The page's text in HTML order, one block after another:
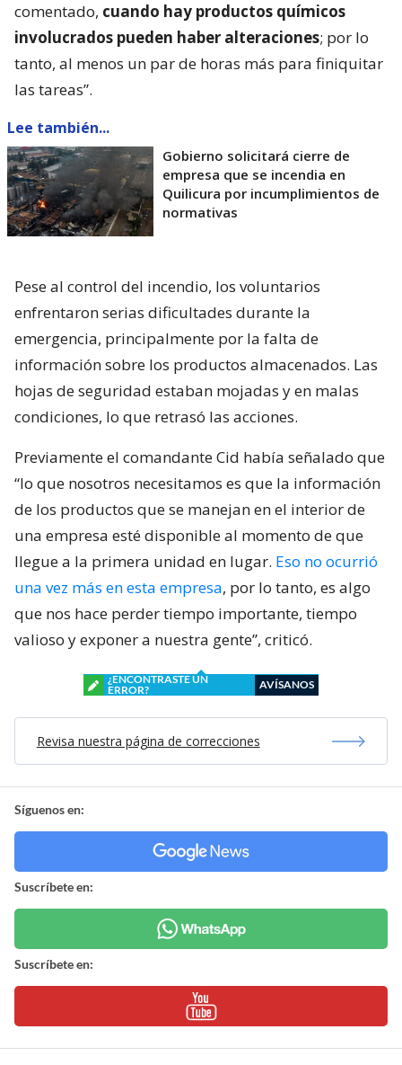
comentado, cuando hay productos químicos
involucrados pueden haber alteraciones; por lo
tanto, al menos un par de horas más para finiquitar
las tareas”.
Lee también...
Gobierno solicitará cierre de
empresa que se incendia en
Quilicura por incumplimientos de
normativas
Pese al control del incendio, los voluntarios
enfrentaron serias dificultades durante la
emergencia, principalmente por la falta de
información sobre los productos almacenados. Las
hojas de seguridad estaban mojadas y en malas
condiciones, lo que retrasó las acciones.
Previamente el comandante Cid había señalado que
“lo que nosotros necesitamos es que la información
de los productos que se manejan en el interior de
una empresa esté disponible al momento de que
llegue a la primera unidad en lugar. Eso no ocurrió
una vez más en esta empresa, por lo tanto, es algo
que nos hace perder tiempo importante, tiempo
valioso y exponer a nuestra gente”, criticó.
¿ENCONTRASTE UN
ERROR?
AVÍSANOS
Revisa nuestra página de correcciones
Síguenos en:
Suscríbete en:
Suscríbete en: